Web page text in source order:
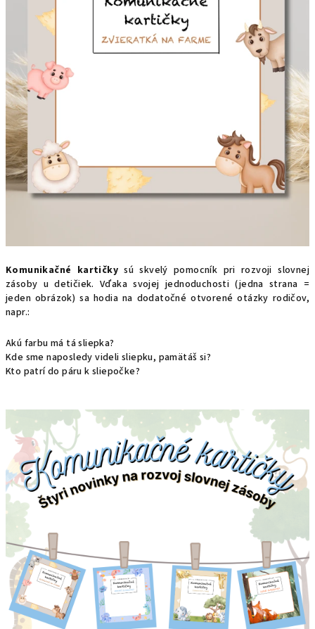
Komunikačné kartičkysú skvelý pomocník pri rozvoji slovnej
zásoby u detičiek. Vďaka svojej jednoduchosti (jedna strana =
jeden obrázok) sa hodia na dodatočné otvorené otázky rodičov,
napr.:
Akú farbu má tá sliepka?
Kde sme naposledy videli sliepku, pamätáš si?
Kto patrí do páru k sliepočke?